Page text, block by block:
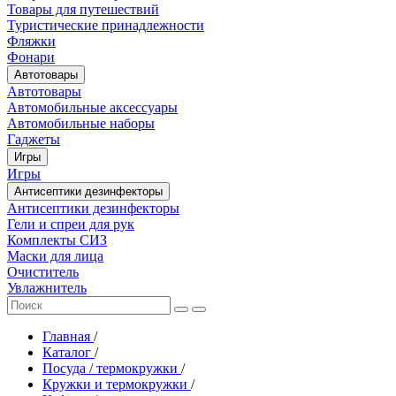
Товары для путешествий
Туристические принадлежности
Фляжки
Фонари
Автотовары
Автотовары
Автомобильные аксессуары
Автомобильные наборы
Гаджеты
Игры
Игры
Антисептики дезинфекторы
Антисептики дезинфекторы
Гели и спреи для рук
Комплекты СИЗ
Маски для лица
Очиститель
Увлажнитель
Главная /
Каталог /
Посуда / термокружки /
Кружки и термокружки /